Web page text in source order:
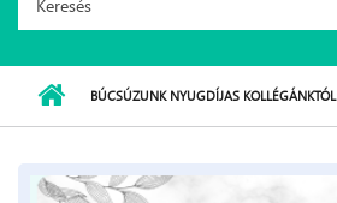
Keresés űrlap
BÚCSÚZUNK NYUGDÍJAS KOLLÉGÁNKTÓL